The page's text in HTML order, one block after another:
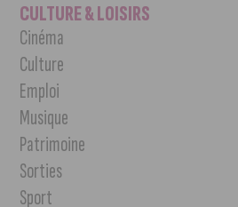
CULTURE & LOISIRS
Cinéma
Culture
Emploi
Musique
Patrimoine
Sorties
Sport